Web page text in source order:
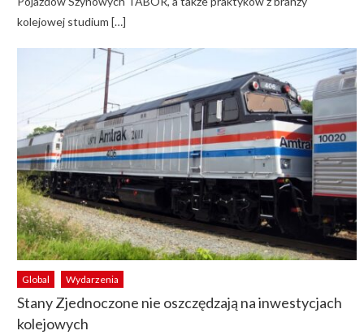
kolejowej studium […]
Global Wydarzenia
Stany Zjednoczone nie oszczędzają na inwestycjach
kolejowych